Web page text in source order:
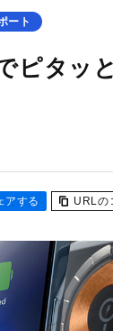
ート
ピタッ
アする URLの